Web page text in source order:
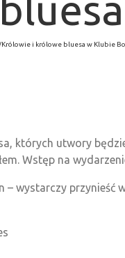
/Królowie i królowe bluesa w Klubie
których utwory
Wstęp na
wystarczy przynieść